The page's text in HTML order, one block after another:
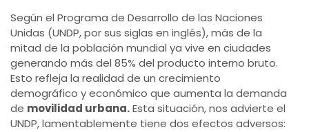
Según el Programa de Desarrollo de las Naciones
Unidas (UNDP, por sus siglas en inglés), más de la
mitad de la población mundial ya vive en ciudades
generando más del 85% del producto interno bruto.
Esto refleja la realidad de un crecimiento
demográfico y económico que aumenta la demanda
de movilidad urbana.Esta situación, nos advierte el
UNDP, lamentablemente tiene dos efectos adversos: